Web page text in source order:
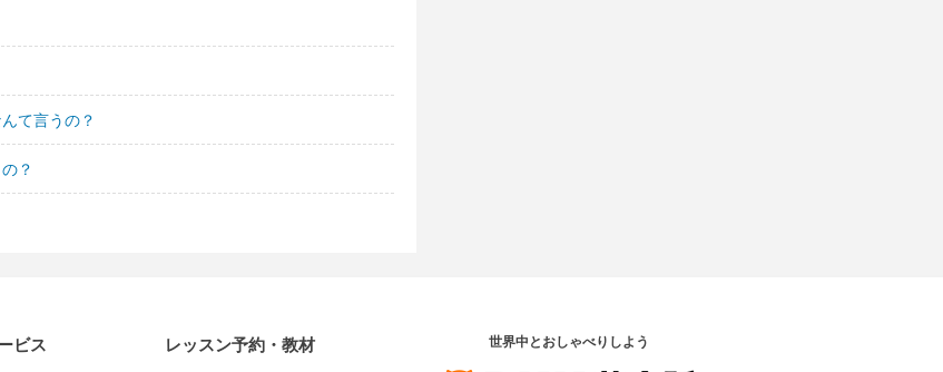
て言うの？
？
ビス レッスン予約・教材 世界中とおしゃべりしよう